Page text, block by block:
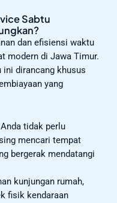
Sabtu
dan efisiensi waktu
modern di Jawa Timur.
ini dirancang khusus
yang
tidak perlu
mencari tempat
bergerak mendatangi
kunjungan rumah,
fisik kendaraan